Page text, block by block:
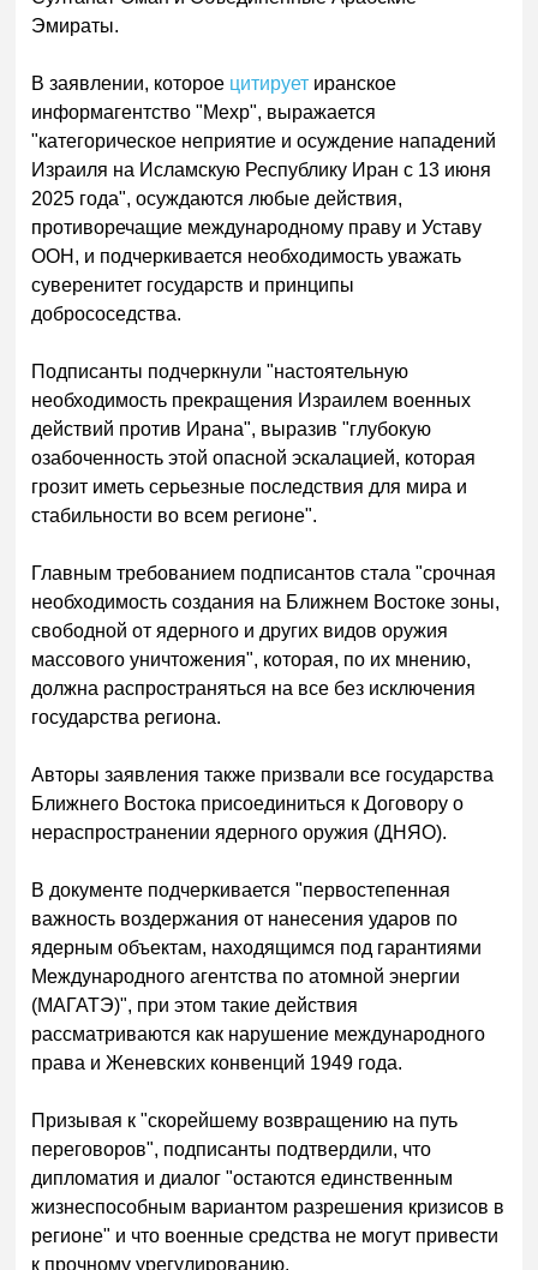
Эмираты.
В заявлении, которое цитирует иранское
информагентство "Мехр", выражается
"категорическое неприятие и осуждение нападений
Израиля на Исламскую Республику Иран с 13 июня
2025 года", осуждаются любые действия,
противоречащие международному праву и Уставу
ООН, и подчеркивается необходимость уважать
суверенитет государств и принципы
добрососедства.
Подписанты подчеркнули "настоятельную
необходимость прекращения Израилем военных
действий против Ирана", выразив "глубокую
озабоченность этой опасной эскалацией, которая
грозит иметь серьезные последствия для мира и
стабильности во всем регионе".
Главным требованием подписантов стала "срочная
необходимость создания на Ближнем Востоке зоны,
свободной от ядерного и других видов оружия
массового уничтожения", которая, по их мнению,
должна распространяться на все без исключения
государства региона.
Авторы заявления также призвали все государства
Ближнего Востока присоединиться к Договору о
нераспространении ядерного оружия (ДНЯО).
В документе подчеркивается "первостепенная
важность воздержания от нанесения ударов по
ядерным объектам, находящимся под гарантиями
Международного агентства по атомной энергии
(МАГАТЭ)", при этом такие действия
рассматриваются как нарушение международного
права и Женевских конвенций 1949 года.
Призывая к "скорейшему возвращению на путь
переговоров", подписанты подтвердили, что
дипломатия и диалог "остаются единственным
жизнеспособным вариантом разрешения кризисов в
регионе" и что военные средства не могут привести
к прочному урегулированию.